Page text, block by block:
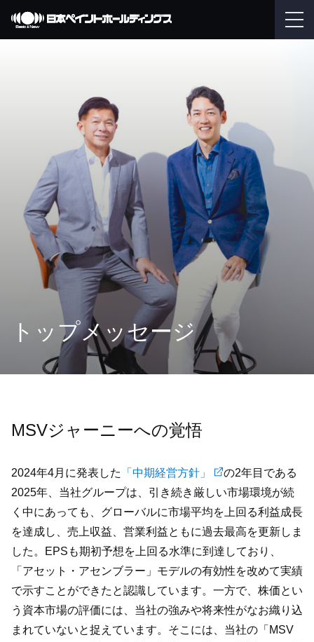
トップメッセージ
MSVジャーニーへの覚悟
2024年4月に発表した 「中期経営方針」
の2年目である
2025年、当社グループは、引き続き厳しい市場環境が続
く中にあっても、グローバルに市場平均を上回る利益成長
を達成し、売上収益、営業利益ともに過去最高を更新しま
した。EPSも期初予想を上回る水準に到達しており、
「アセット・アセンブラー」モデルの有効性を改めて実績
で示すことができたと認識しています。一方で、株価とい
う資本市場の評価には、当社の強みや将来性がなお織り込
まれていないと捉えています。そこには、当社の「MSV